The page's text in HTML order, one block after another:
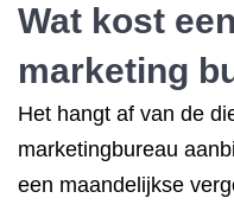
Wat kost een
marketing
Het hangt af van de
marketingbureau
een maandelijkse